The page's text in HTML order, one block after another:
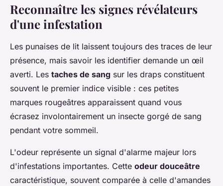
Reconnaître les signes révélateurs
d'une infestation
Les punaises de lit laissent toujours des traces de leur
présence, mais savoir les identifier demande un œil
averti. Les taches de sang sur les draps constituent
souvent le premier indice visible : ces petites
marques rougeâtres apparaissent quand vous
écrasez involontairement un insecte gorgé de sang
pendant votre sommeil.
L'odeur représente un signal d'alarme majeur lors
d'infestations importantes. Cette odeur douceâtre
caractéristique, souvent comparée à celle d'amandes